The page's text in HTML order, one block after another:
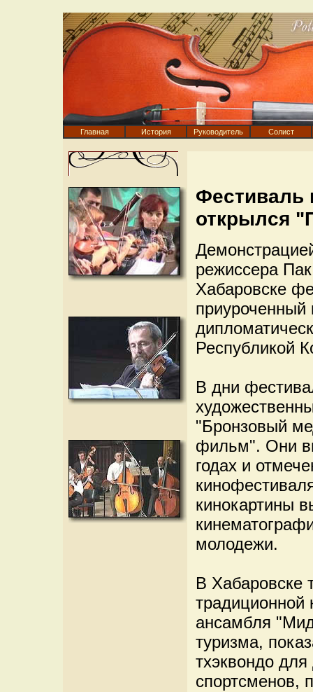
Главная История Руководитель Солист
Фестиваль
открылся
режиссера
Хабаровске
приуроченный
Республикой
В дни
"Бронзовый
фильм". Они
годах и
кинокартины
молодежи.
В Хабаровске
традиционной
ансамбля
туризма,
тхэквондо
спортсменов,